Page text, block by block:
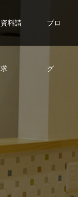
資料請
求
ブロ
グ